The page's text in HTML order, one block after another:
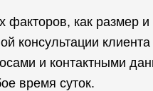
факторов, как размер
консультации
и контактными
время суток.